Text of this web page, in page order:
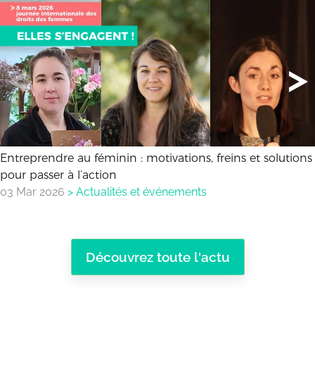
Entreprendre au féminin : motivations, freins et solutions
pour passer à l’action
03 Mar 2026 > Actualités et événements
Découvrez toute l'actu